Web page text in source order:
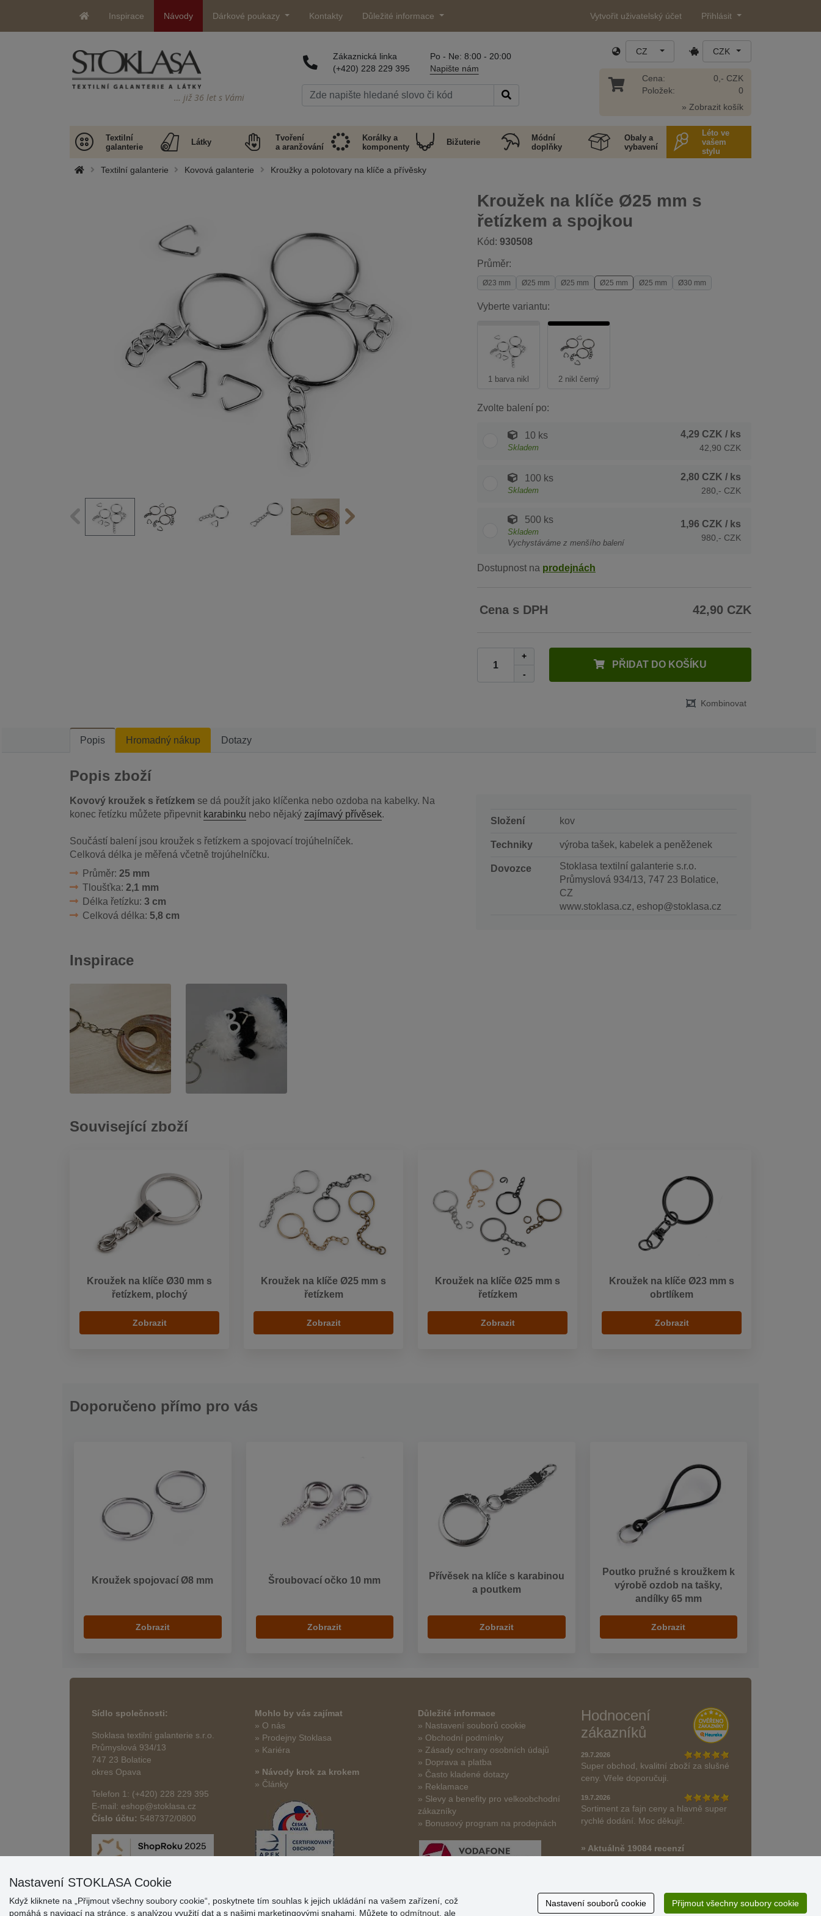
Inspirace Návody Dárkové poukazy Kontakty Důležité informace Vytvořit uživatelský účet Přihlásit
… již 36 let s Vámi
Zákaznická linka
(+420) 228 229 395
Po - Ne: 8:00 - 20:00
Napište nám
CZ CZK
Cena:
Položek:
0,- CZK
0
» Zobrazit košík
Textilní
galanterie
Látky
Tvoření
a aranžování
Korálky a
komponenty
Bižuterie
Módní
doplňky
Obaly a
vybavení
Léto ve
vašem
stylu
Textilní galanterie Kovová galanterie Kroužky a polotovary na klíče a přívěsky
Kroužek na klíče Ø25 mm s
řetízkem a spojkou
Kód: 930508
Průměr:
Ø23 mm Ø25 mm Ø25 mm Ø25 mm Ø25 mm Ø30 mm
Vyberte variantu:
1 barva nikl 2 nikl černý
Zvolte balení po:
10 ks
Skladem
4,29 CZK / ks
42,90 CZK
100 ks
Skladem
2,80 CZK / ks
280,- CZK
500 ks
Skladem
Vychystáváme z menšího balení
1,96 CZK / ks
980,- CZK
Dostupnost na prodejnách
Cena s DPH 42,90 CZK
+
-
PŘIDAT DO KOŠÍKU
Kombinovat
Popis Hromadný nákup Dotazy
Popis zboží
Kovový kroužek s řetízkem se dá použít jako klíčenka nebo ozdoba na kabelky. Na
konec řetízku můžete připevnit karabinku nebo nějaký zajímavý přívěsek.
Součástí balení jsou kroužek s řetízkem a spojovací trojúhelníček.
Celková délka je měřená včetně trojúhelníčku.
Průměr: 25 mm
Tloušťka: 2,1 mm
Délka řetízku: 3 cm
Celková délka: 5,8 cm
Složení kov
Techniky výroba tašek, kabelek a peněženek
Dovozce
Stoklasa textilní galanterie s.r.o.
Průmyslová 934/13, 747 23 Bolatice,
CZ
www.stoklasa.cz, eshop@stoklasa.cz
Inspirace
Související zboží
Kroužek na klíče Ø30 mm s
řetízkem, plochý
Zobrazit
Kroužek na klíče Ø25 mm s
řetízkem
Zobrazit
Kroužek na klíče Ø25 mm s
řetízkem
Zobrazit
Kroužek na klíče Ø23 mm s
obrtlíkem
Zobrazit
Doporučeno přímo pro vás
Kroužek spojovací Ø8 mm
Zobrazit
Šroubovací očko 10 mm
Zobrazit
Přívěsek na klíče s karabinou
a poutkem
Zobrazit
Poutko pružné s kroužkem k
výrobě ozdob na tašky,
andílky 65 mm
Zobrazit
Sídlo společnosti:
Stoklasa textilní galanterie s.r.o.
Průmyslová 934/13
747 23 Bolatice
okres Opava
Telefon 1: (+420) 228 229 395
E-mail: eshop@stoklasa.cz
Číslo účtu: 5487372/0800
Mohlo by vás zajímat
» O nás
» Prodejny Stoklasa
» Kariéra
» Návody krok za krokem
» Články
Důležité informace
» Nastavení souborů cookie
» Obchodní podmínky
» Zásady ochrany osobních údajů
» Doprava a platba
» Často kladené dotazy
» Reklamace
» Slevy a benefity pro velkoobchodní
zákazníky
» Bonusový program na prodejnách
Hodnocení
zákazníků
29.7.2026
Super obchod, kvalitní zboží za slušné
ceny. Vřele doporučuji.
19.7.2026
Sortiment za fajn ceny a hlavně super
rychlé dodání. Moc děkuji!.
» Aktuálně 19084 recenzí
Nastavení STOKLASA Cookie
Když kliknete na „Přijmout všechny soubory cookie“, poskytnete tím souhlas k jejich ukládání na vašem zařízení, což
pomáhá s navigací na stránce, s analýzou využití dat a s našimi marketingovými snahami. Můžete to odmítnout , ale
Nastavení souborů cookie Přijmout všechny soubory cookie